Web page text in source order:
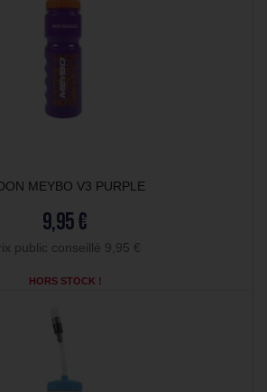
MEYBO V3 PURPLE
9,95 €
public conseillé 9,95 €
HORS STOCK !